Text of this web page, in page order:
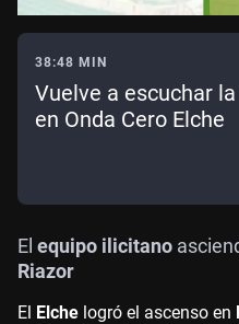
38:48 MIN
Vuelve a escuchar
en Onda Cero Elche
El equipo ilicitano
Riazor
El Elche logró el ascenso en